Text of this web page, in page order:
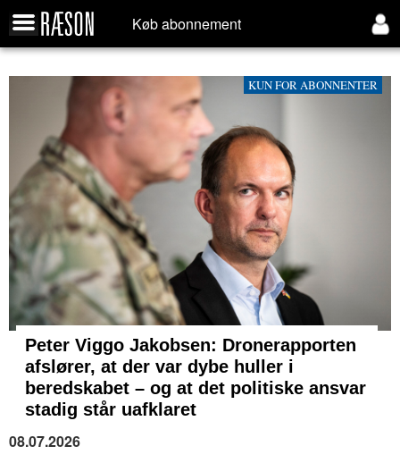
Køb abonnement
KUN FOR ABONNENTER
Peter Viggo Jakobsen: Dronerapporten
afslører, at der var dybe huller i
beredskabet – og at det politiske ansvar
stadig står uafklaret
08.07.2026